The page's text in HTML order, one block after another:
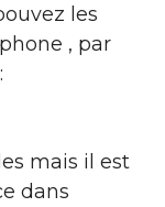
les
, par
:
mais il est
dans